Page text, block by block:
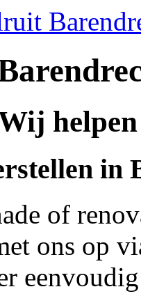
in
of
ons op